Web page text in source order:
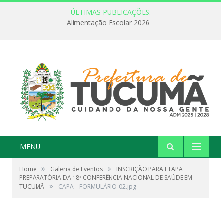
ÚLTIMAS PUBLICAÇÕES:
Alimentação Escolar 2026
MENU
Home » Galeria de Eventos »
INSCRIÇÃO PARA ETAPA
PREPARATÓRIA DA 18ª CONFERÊNCIA NACIONAL DE SAÚDE EM
TUCUMÃ » CAPA – FORMULÁRIO-02.jpg